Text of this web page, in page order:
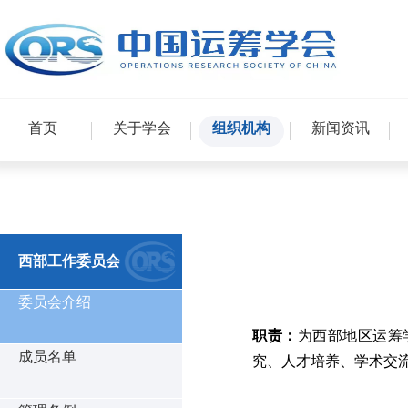
首页 关于学会 组织机构 新闻资讯
西部工作委员会
委员会介绍
成员名单
职责 ： 为西部地区运
究、人才培养、学术交